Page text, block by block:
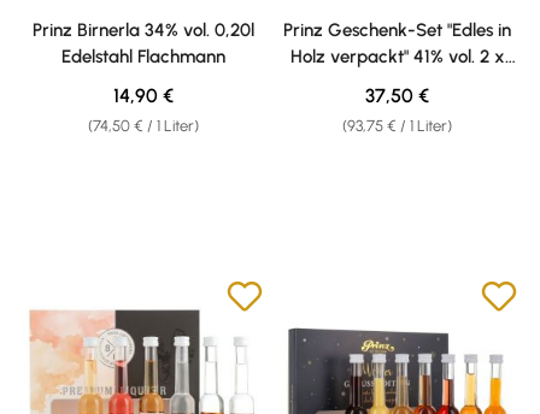
Durchschnittliche Bewertung von 5 von 5 Sternen
Prinz Birnerla 34% vol. 0,20l
Edelstahl Flachmann
(74,50 € / 1 Liter)
Regulärer Preis:
14,90 €
Durchschnittliche Bewertung
Prinz Geschenk-Set "Edles in
Holz verpackt" 41% vol. 2 x
0,20l
(93,75 € / 1 Liter)
Regulärer Preis:
37,50 €